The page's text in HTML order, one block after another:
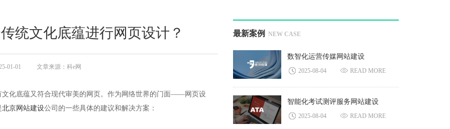
统文化底蕴进行网页设计？
01-01 文章来源：科e网
化底蕴又符合现代审美的网页。作为网络世界的门面——网页设
北京网站建设公司的一些具体的建议和解决方案：
最新案例 NEW CASE
数智化运营传媒网站建设
2025-08-04 READ MORE
智能化考试测评服务网站建设
2025-08-04 READ MORE